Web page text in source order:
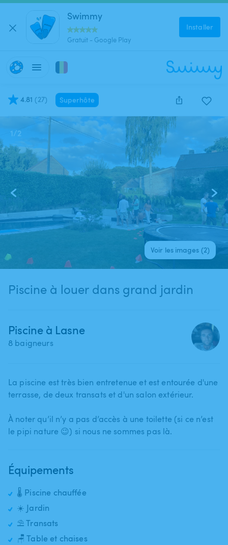
Swimmy
Gratuit - Google Play
Installer
4.81 (27) Superhôte
1/2
Voir les images (2)
Piscine à louer dans grand jardin
Piscine à Lasne
8 baigneurs
La piscine est très bien entretenue et est entourée d'une
terrasse​,​ de deux transats et d'un salon extérieur.
À noter qu’il n’y a pas d’accès à une toilette (si ce n’est
le pipi nature 😉) si nous ne sommes pas là.
Équipements
🌡️ Piscine chauffée
☀️ Jardin
⛱️ Transats
🪑 Table et chaises